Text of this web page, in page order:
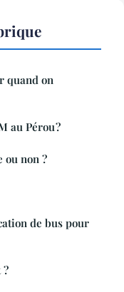
quand on
au Pérou ?
ou non ?
de bus pour